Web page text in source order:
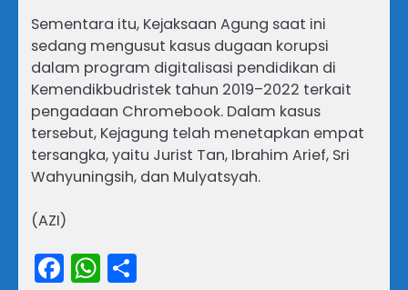
Sementara itu, Kejaksaan Agung saat ini
sedang mengusut kasus dugaan korupsi
dalam program digitalisasi pendidikan di
Kemendikbudristek tahun 2019–2022 terkait
pengadaan Chromebook. Dalam kasus
tersebut, Kejagung telah menetapkan empat
tersangka, yaitu Jurist Tan, Ibrahim Arief, Sri
Wahyuningsih, dan Mulyatsyah.
(AZI)
Facebook
WhatsApp